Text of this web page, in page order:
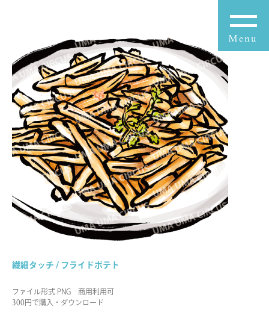
繊細タッチ / フライドポテト
ファイル形式 PNG 商用利用可
300円で購入・ダウンロード